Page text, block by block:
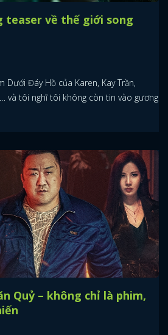
teaser về thế giới song
Dưới Đáy Hồ của Karen, Kay Trần,
và tôi nghĩ tôi không còn tin vào gương
Quỷ – không chỉ là phim,